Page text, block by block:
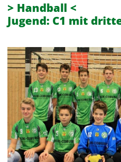
> Handball <
Jugend: C1 mit